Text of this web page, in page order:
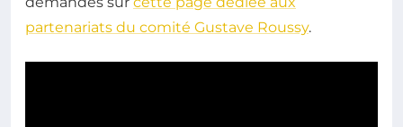
partenariats du comité Gustave Roussy.